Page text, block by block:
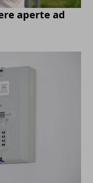
aperte ad